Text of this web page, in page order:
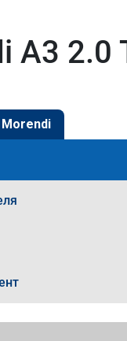
2.0
Morendi